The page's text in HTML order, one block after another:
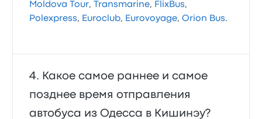
Moldova Tour, Transmarine, FlixBus,
Polexpress, Euroclub, Eurovoyage,Orion Bus.
Какое самое раннее и самое
позднее время отправления
автобуса из Одесса в Кишинэу?